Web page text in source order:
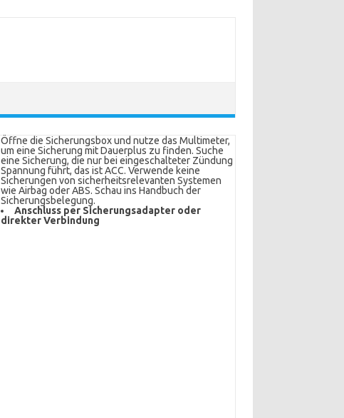
Öffne die Sicherungsbox und nutze das Multimeter,
um eine Sicherung mit Dauerplus zu finden. Suche
eine Sicherung, die nur bei eingeschalteter Zündung
Spannung führt, das ist ACC. Verwende keine
Sicherungen von sicherheitsrelevanten Systemen
wie Airbag oder ABS. Schau ins Handbuch der
Sicherungsbelegung.
Anschluss per Sicherungsadapter oder
direkter Verbindung